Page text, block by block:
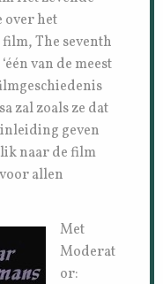
over het
film, The seventh
van de meest
zal zoals ze dat
geven
naar de film
allen
Met
Moderat
or: